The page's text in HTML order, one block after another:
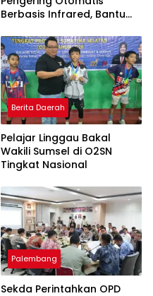
Berbasis Infrared, Bantu
Pulau Kemaro
Berita Daerah
Pelajar Linggau Bakal
Wakili Sumsel di O2SN
Tingkat Nasional
Palembang
Sekda Perintahkan OPD